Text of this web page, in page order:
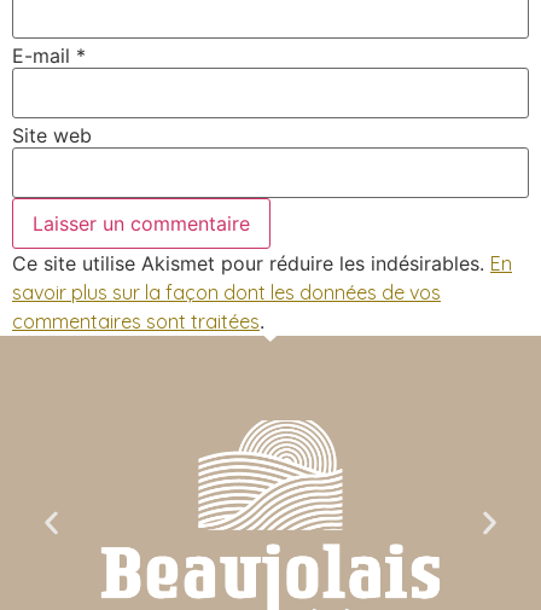
E-mail *
Site web
Ce site utilise Akismet pour réduire les indésirables. En
savoir plus sur la façon dont les données de vos
commentaires sont traitées.